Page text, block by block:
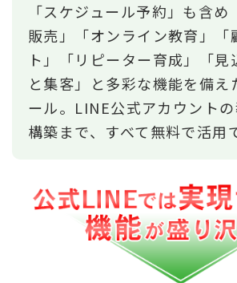
「スケジュール予約」も含め
販売」「オンライン教育」「
ト」「リピーター育成」「見
と集客」と多彩な機能を備え
ール。LINE公式アカウントの
構築まで、すべて無料で活用